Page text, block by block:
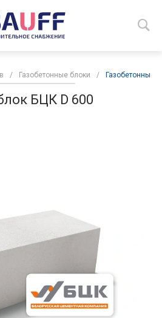
/ Газобетонные блоки / Газобетонный
БЦК D 600